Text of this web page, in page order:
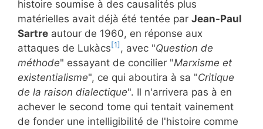
histoire soumise à des causalités plus
matérielles avait déjà été tentée par Jean-Paul
Sartre autour de 1960, en réponse aux
attaques de Lukàcs [1] , avec "Question de
méthode" essayant de concilier "Marxisme et
existentialisme", ce qui aboutira à sa "Critique
de la raison dialectique". Il n'arrivera pas à en
achever le second tome qui tentait vainement
de fonder une intelligibilité de l'histoire comme